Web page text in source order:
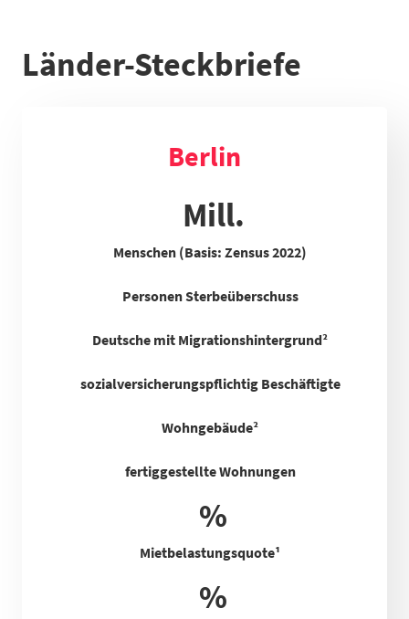
Länder-Steckbriefe
Berlin
Mill.
Menschen (Basis: Zensus 2022)
Personen Sterbeüberschuss
Deutsche mit Migrationshintergrund²
sozialversicherungspflichtig Beschäftigte
Wohngebäude²
fertiggestellte Wohnungen
%
Mietbelastungsquote¹
%